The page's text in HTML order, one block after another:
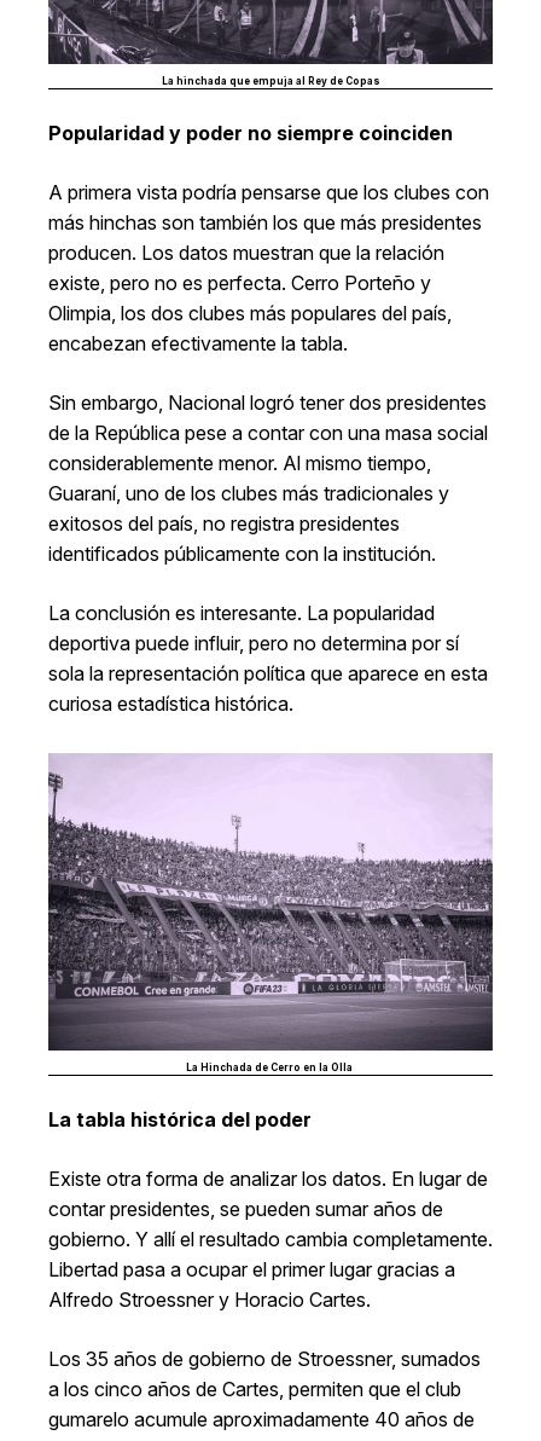
La hinchada que empuja al Rey de Copas
Popularidad y poder no siempre coinciden
A primera vista podría pensarse que los clubes con
más hinchas son también los que más presidentes
producen. Los datos muestran que la relación
existe, pero no es perfecta. Cerro Porteño y
Olimpia, los dos clubes más populares del país,
encabezan efectivamente la tabla.
Sin embargo, Nacional logró tener dos presidentes
de la República pese a contar con una masa social
considerablemente menor. Al mismo tiempo,
Guaraní, uno de los clubes más tradicionales y
exitosos del país, no registra presidentes
identificados públicamente con la institución.
La conclusión es interesante. La popularidad
deportiva puede influir, pero no determina por sí
sola la representación política que aparece en esta
curiosa estadística histórica.
La Hinchada de Cerro en la Olla
La tabla histórica del poder
Existe otra forma de analizar los datos. En lugar de
contar presidentes, se pueden sumar años de
gobierno. Y allí el resultado cambia completamente.
Libertad pasa a ocupar el primer lugar gracias a
Alfredo Stroessner y Horacio Cartes.
Los 35 años de gobierno de Stroessner, sumados
a los cinco años de Cartes, permiten que el club
gumarelo acumule aproximadamente 40 años de